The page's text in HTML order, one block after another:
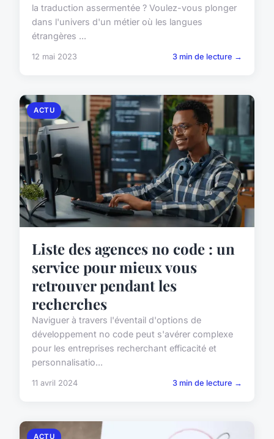
la traduction assermentée ? Voulez-vous plonger
dans l'univers d'un métier où les langues
étrangères ...
12 mai 2023 3 min de lecture →
ACTU
Liste des agences no code : un
service pour mieux vous
retrouver pendant les
recherches
Naviguer à travers l'éventail d'options de
développement no code peut s'avérer complexe
pour les entreprises recherchant efficacité et
personnalisatio...
11 avril 2024 3 min de lecture →
ACTU